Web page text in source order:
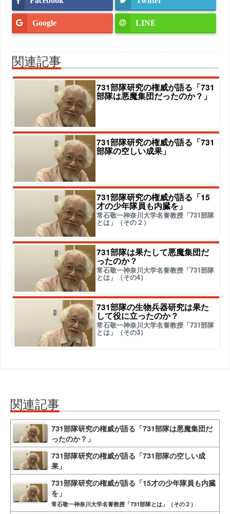
Google LINE
関連記事
731部隊研究の権威が語る「731
部隊は悪魔集団だったのか？」
731部隊研究の権威が語る「731
部隊の空しい成果」
731部隊研究の権威が語る「15
才の少年隊員も内臓を」
常石敬一神奈川大学名誉教授「731部隊
とは」（その２）
731部隊は果たして悪魔集団だ
ったのか？
常石敬一神奈川大学名誉教授「731部隊
とは」（その4）
731部隊の生物兵器研究は果た
して役に立ったのか？
常石敬一神奈川大学名誉教授「731部隊
とは」（その3）
関連記事
731部隊研究の権威が語る「731部隊は悪魔集団だ
ったのか？」
731部隊研究の権威が語る「731部隊の空しい成
果」
731部隊研究の権威が語る「15才の少年隊員も内臓
を」
常石敬一神奈川大学名誉教授「731部隊とは」（その２）